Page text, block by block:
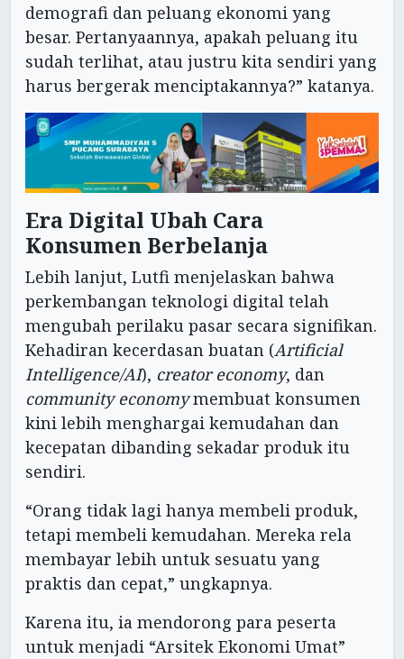
demografi dan peluang ekonomi yang
besar. Pertanyaannya, apakah peluang itu
sudah terlihat, atau justru kita sendiri yang
harus bergerak menciptakannya?” katanya.
Era Digital Ubah Cara
Konsumen Berbelanja
Lebih lanjut, Lutfi menjelaskan bahwa
perkembangan teknologi digital telah
mengubah perilaku pasar secara signifikan.
Kehadiran kecerdasan buatan (Artificial
Intelligence/AI), creator economy, dan
community economymembuat konsumen
kini lebih menghargai kemudahan dan
kecepatan dibanding sekadar produk itu
sendiri.
“Orang tidak lagi hanya membeli produk,
tetapi membeli kemudahan. Mereka rela
membayar lebih untuk sesuatu yang
praktis dan cepat,” ungkapnya.
Karena itu, ia mendorong para peserta
untuk menjadi “Arsitek Ekonomi Umat”